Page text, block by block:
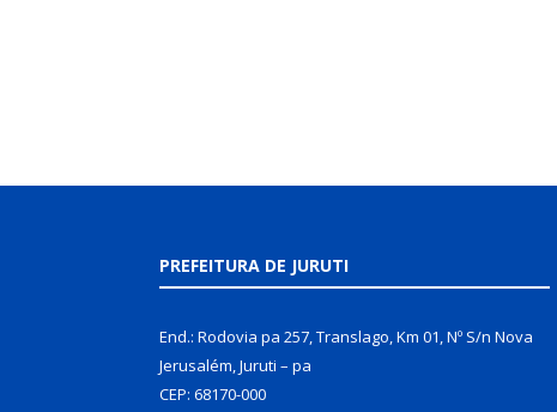
PREFEITURA DE JURUTI
End.: Rodovia pa 257, Translago, Km 01, Nº S/n Nova
Jerusalém, Juruti – pa
CEP: 68170-000